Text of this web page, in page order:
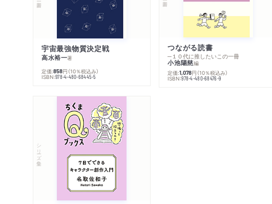
宇宙最強物質決定戦
高水裕一著
定価:858円 （10％税込み）
ISBN:978-4-480-68445-5
つながる読書
─１０代に推したいこの一冊
小池陽慈編
定価:1,078円 （10％税込み）
ISBN:978-4-480-68476-9
シリーズ・全集